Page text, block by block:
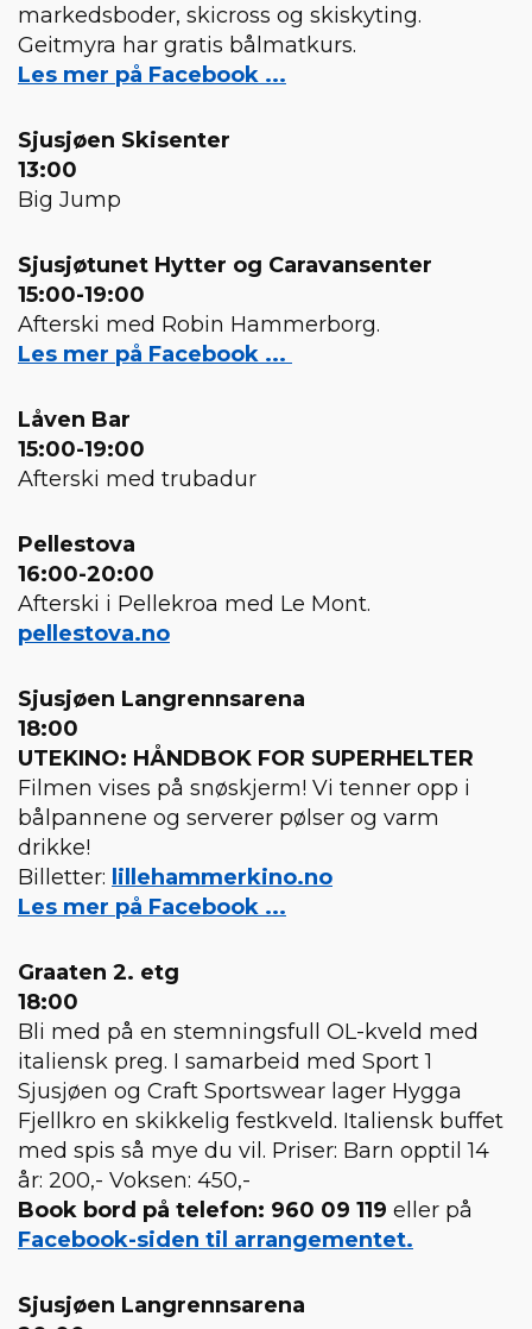
markedsboder, skicross og skiskyting.
Geitmyra har gratis bålmatkurs.
Les mer på Facebook ...
Sjusjøen Skisenter
13:00
Big Jump
Sjusjøtunet Hytter og Caravansenter
15:00-19:00
Afterski med Robin Hammerborg.
Les mer på Facebook ...
Låven Bar
15:00-19:00
Afterski med trubadur
Pellestova
16:00-20:00
Afterski i Pellekroa med Le Mont.
pellestova.no
Sjusjøen Langrennsarena
18:00
UTEKINO: HÅNDBOK FOR SUPERHELTER
Filmen vises på snøskjerm! Vi tenner opp i
bålpannene og serverer pølser og varm
drikke!
Billetter: lillehammerkino.no
Les mer på Facebook ...
Graaten 2. etg
18:00
Bli med på en stemningsfull OL-kveld med
italiensk preg. I samarbeid med Sport 1
Sjusjøen og Craft Sportswear lager Hygga
Fjellkro en skikkelig festkveld. Italiensk buffet
med spis så mye du vil. Priser: Barn opptil 14
år: 200,- Voksen: 450,-
Book bord på telefon: 960 09 119 eller på
Facebook-siden til arrangementet.
Sjusjøen Langrennsarena